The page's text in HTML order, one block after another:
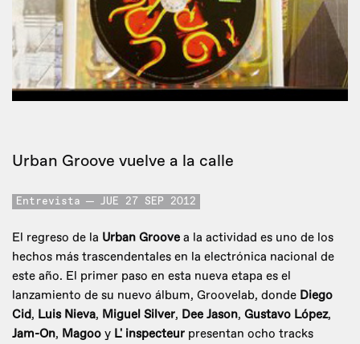
Urban Groove vuelve a la calle
Entrevista JUE 27 SEP 2012
El regreso de la Urban Groove a la actividad es uno de los
hechos más trascendentales en la electrónica nacional de
este año. El primer paso en esta nueva etapa es el
lanzamiento de su nuevo álbum, Groovelab, donde Diego
Cid, Luis Nieva, Miguel Silver, Dee Jason, Gustavo López,
Jam-On, Magoo y L' inspecteur presentan ocho tracks